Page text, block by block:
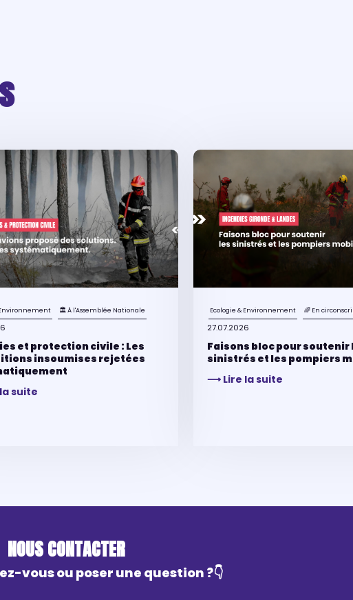
Environnement 🏛 À l'Assemblée Nationale
et protection civile : Les
insoumises rejetées
suite
Ecologie & Environnement 🌈 En
27.07.2026
Faisons bloc pour soutenir
sinistrés et les pompiers
⟶ Lire la suite
NOUS CONTACTER
vous ou poser une question ?👇